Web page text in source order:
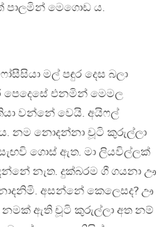
මෙගොඩ ය.
මල් පඳුර දෙස බලා
පෙදෙසේ එනමින් මෙමල
වන්නේ වෙයි. අයිෆල්
නම නොදන්නා චූටි කුරුල්ලා
ගොස් ඇත. මා ලියවිල්ලක්
නැත. දුක්බරම ගී ගයනා ඌ
අසන්නේ කෙලෙසද? ඌ
නමක් ඇති චූටි කුරුල්ලා අත නම්